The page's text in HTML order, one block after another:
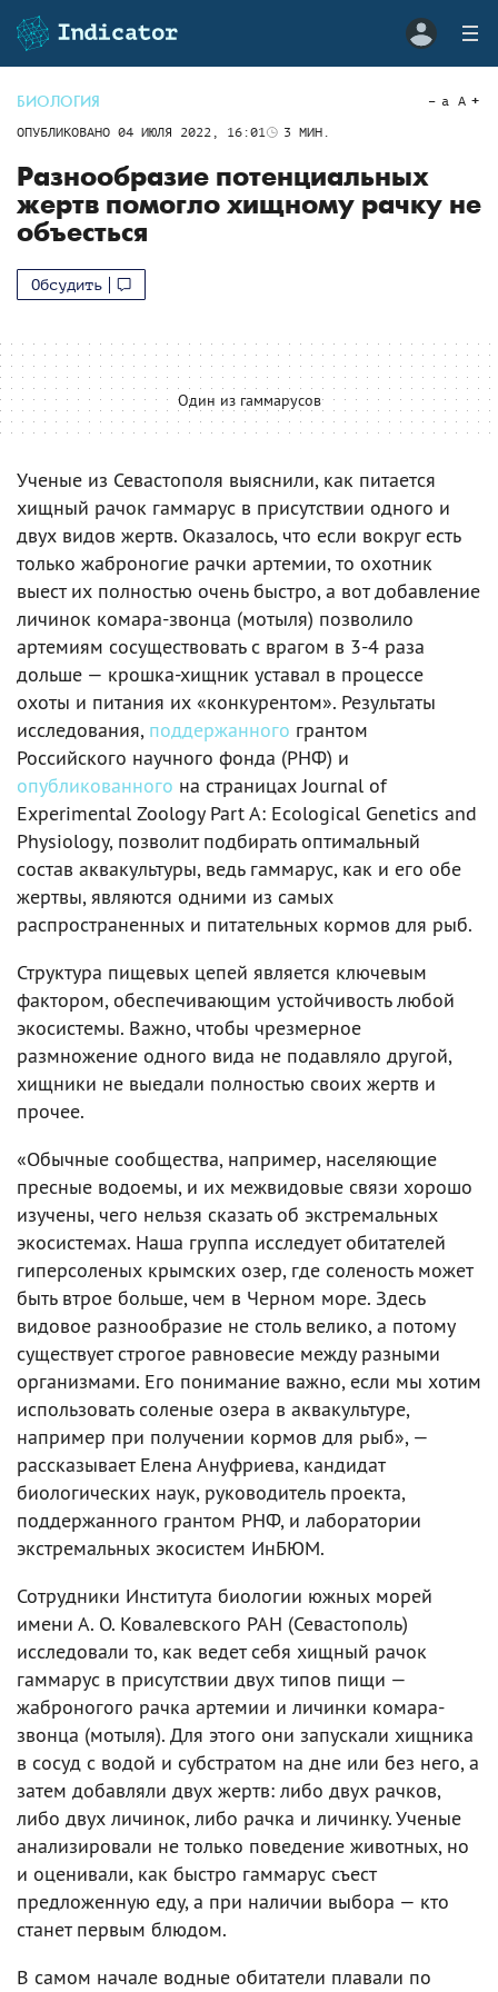
БИОЛОГИЯ
ОПУБЛИКОВАНО 04 ИЮЛЯ 2022, 16:01 3 МИН.
a A
Разнообразие потенциальных
жертв помогло хищному рачку не
объесться
Обсудить
Один из гаммарусов
Ученые из Севастополя выяснили, как питается
хищный рачок гаммарус в присутствии одного и
двух видов жертв. Оказалось, что если вокруг есть
только жаброногие рачки артемии, то охотник
выест их полностью очень быстро, а вот добавление
личинок комара-звонца (мотыля) позволило
артемиям сосуществовать с врагом в 3-4 раза
дольше — крошка-хищник уставал в процессе
охоты и питания их «конкурентом». Результаты
исследования, поддержанного грантом
Российского научного фонда (РНФ) и
опубликованного на страницах Journal of
Experimental Zoology Part A: Ecological Genetics and
Physiology, позволит подбирать оптимальный
состав аквакультуры, ведь гаммарус, как и его обе
жертвы, являются одними из самых
распространенных и питательных кормов для рыб.
Структура пищевых цепей является ключевым
фактором, обеспечивающим устойчивость любой
экосистемы. Важно, чтобы чрезмерное
размножение одного вида не подавляло другой,
хищники не выедали полностью своих жертв и
прочее.
«Обычные сообщества, например, населяющие
пресные водоемы, и их межвидовые связи хорошо
изучены, чего нельзя сказать об экстремальных
экосистемах. Наша группа исследует обитателей
гиперсоленых крымских озер, где соленость может
быть втрое больше, чем в Черном море. Здесь
видовое разнообразие не столь велико, а потому
существует строгое равновесие между разными
организмами. Его понимание важно, если мы хотим
использовать соленые озера в аквакультуре,
например при получении кормов для рыб», —
рассказывает Елена Ануфриева, кандидат
биологических наук, руководитель проекта,
поддержанного грантом РНФ, и лаборатории
экстремальных экосистем ИнБЮМ.
Сотрудники Института биологии южных морей
имени А. О. Ковалевского РАН (Севастополь)
исследовали то, как ведет себя хищный рачок
гаммарус в присутствии двух типов пищи —
жаброногого рачка артемии и личинки комара-
звонца (мотыля). Для этого они запускали хищника
в сосуд с водой и субстратом на дне или без него, а
затем добавляли двух жертв: либо двух рачков,
либо двух личинок, либо рачка и личинку. Ученые
анализировали не только поведение животных, но
и оценивали, как быстро гаммарус съест
предложенную еду, а при наличии выбора — кто
станет первым блюдом.
В самом начале водные обитатели плавали по